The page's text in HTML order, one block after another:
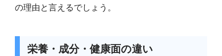
の理由と言えるでしょう。
栄養・成分・健康面の違い